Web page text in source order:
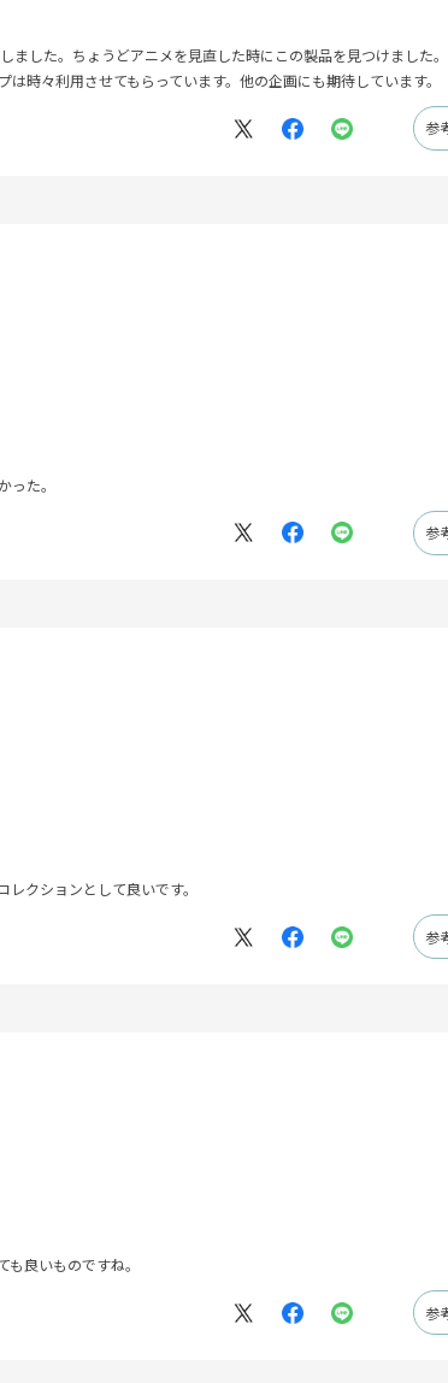
ました。ちょうどアニメを見直した時にこの製品を見つけました
時々利用させてもらっています。他の企画にも期待しています。
参
た。
参
クションとして良いです。
参
良いものですね。
参